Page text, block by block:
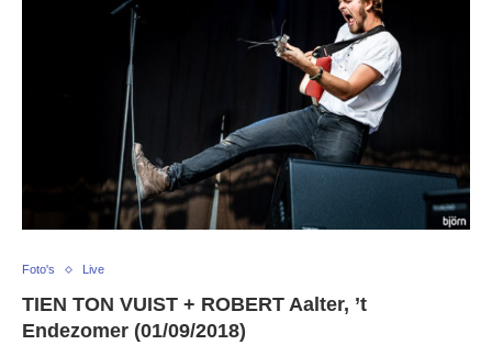
Foto's Live
TIEN TON VUIST + ROBERT Aalter, ’t
Endezomer (01/09/2018)